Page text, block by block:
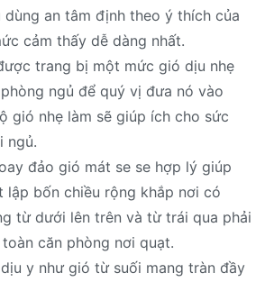
an tâm định theo ý thích của
cảm thấy dễ dàng nhất.
trang bị một mức gió dịu nhẹ
ngủ để quý vị đưa nó vào
gió nhẹ làm sẽ giúp ích cho sức
ngủ.
đảo gió mát se se hợp lý giúp
lập bốn chiều rộng khắp nơi có
từ dưới lên trên và từ trái qua phải
căn phòng nơi quạt.
y như gió từ suối mang tràn đầy